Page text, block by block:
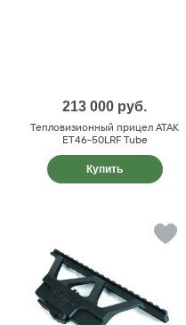
213 000 руб.
Тепловизионный прицел ATAK
ET46-50LRF Tube
Купить